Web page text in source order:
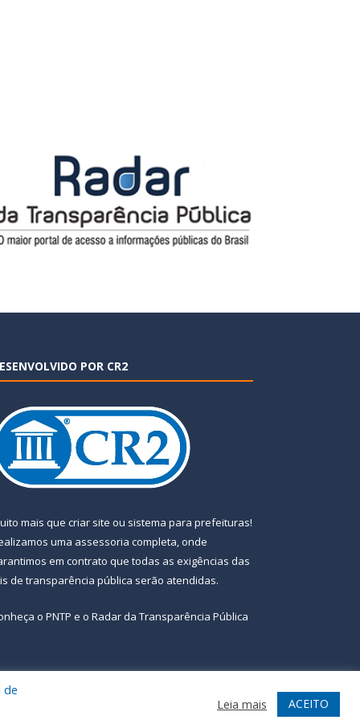
POR CR2
mais que criar site ou sistema para prefeituras!
uma assessoria completa, onde
em contrato que todas as exigências das
de transparência pública serão atendidas.
o PNTP e o Radar da Transparência Pública
Acessar Webmail
de
Leia mais ACEITO